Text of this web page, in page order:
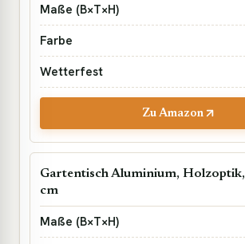
Zu Amazon
Gartentisch Aluminium,
cm